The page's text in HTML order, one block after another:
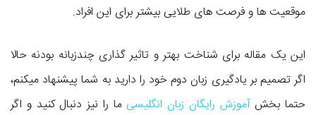
موقعیت ها و فرصت های طلایی بیشتر برای این افراد.
این یک مقاله برای شناخت بهتر و تاثیر گذاری چندزبانه بودنه حالا
اگر تصمیم بر یادگیری زبان دوم خود را دارید به شما پیشنهاد میکنم،
حتما بخشآموزش رایگان زبان انگلیسی ما را نیز دنبال کنید و اگر